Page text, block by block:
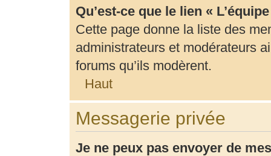
Qu’est-ce que le lien «
Cette page donne la liste des
administrateurs et modérateurs
forums qu’ils modèrent.
Haut
Messagerie privée
Je ne peux pas envoyer de